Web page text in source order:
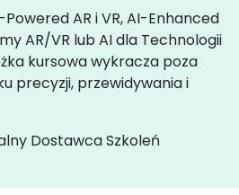
AR i VR, AI-Enhanced
AR/VR lub AI dla Technologii
kursowa wykracza poza
precyzji, przewidywania i
Dostawca Szkoleń